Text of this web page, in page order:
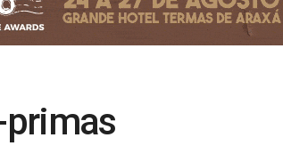
primas